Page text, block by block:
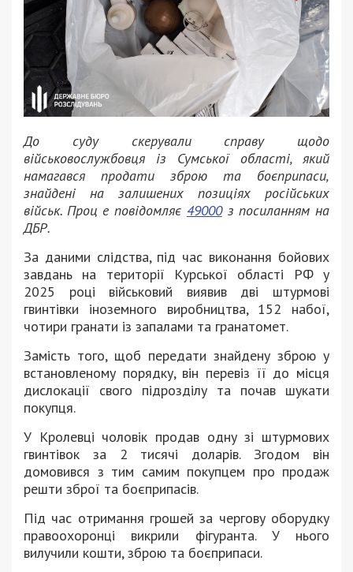
До суду скерували справу щодо
військовослужбовця із Сумської області, який
намагався продати зброю та боєприпаси,
знайдені на залишених позиціях російських
військ. Проц е повідомляє 49000з посиланням на
ДБР.
За даними слідства, під час виконання бойових
завдань на території Курської області РФ у
2025 році військовий виявив дві штурмові
гвинтівки іноземного виробництва, 152 набої,
чотири гранати із запалами та гранатомет.
Замість того, щоб передати знайдену зброю у
встановленому порядку, він перевіз її до місця
дислокації свого підрозділу та почав шукати
покупця.
У Кролевці чоловік продав одну зі штурмових
гвинтівок за 2 тисячі доларів. Згодом він
домовився з тим самим покупцем про продаж
решти зброї та боєприпасів.
Під час отримання грошей за чергову оборудку
правоохоронці викрили фігуранта. У нього
вилучили кошти, зброю та боєприпаси.